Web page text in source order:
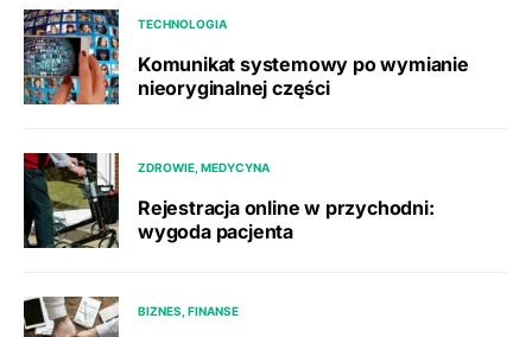
TECHNOLOGIA
Komunikat systemowy po wymianie
nieoryginalnej części
ZDROWIE, MEDYCYNA
Rejestracja online w przychodni:
wygoda pacjenta
BIZNES, FINANSE